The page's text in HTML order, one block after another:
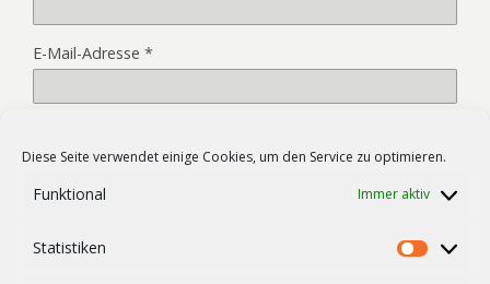
Diese Seite verwendet einige Cookies, um den Service zu optimieren.
Funktional Immer aktiv
Statistiken
E-Mail-Adresse *
meinen nächsten Kommentar speichern.